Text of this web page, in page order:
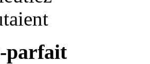
aient
parfait